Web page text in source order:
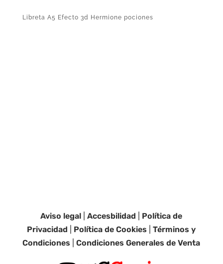
Libreta A5 Efecto 3d Hermione pociones
Aviso legal |Accesbilidad
Política de
Privacidad
Política de Cookies |Términos y
Condiciones |Condiciones Generales de Venta